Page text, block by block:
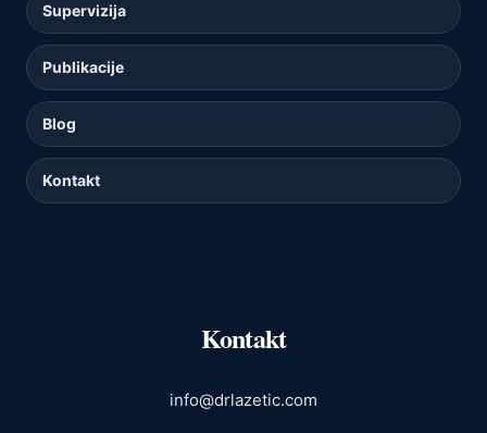
Supervizija
Publikacije
Blog
Kontakt
Kontakt
info@drlazetic.com